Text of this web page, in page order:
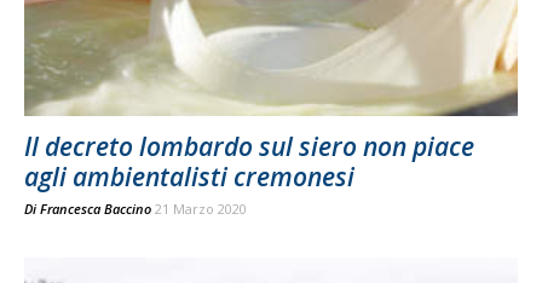
Il decreto lombardo sul siero non piace
agli ambientalisti cremonesi
Di Francesca Baccino 21 Marzo 2020